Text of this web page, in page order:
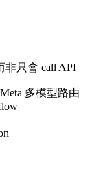
非只會 call API
多模型路由